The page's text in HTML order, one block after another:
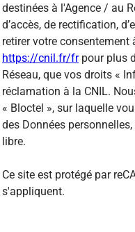
destinées à l'Agence / au
d’accès, de rectification,
retirer votre consentement
https://cnil.fr/frpour plus
Réseau, que vos droits «
réclamation à la CNIL.
« Bloctel », sur laquelle
des Données
libre.
Ce site est protégé par
s'appliquent.